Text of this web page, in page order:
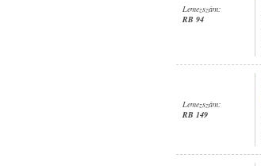
Lemezszám:
RB 94
Lemezszám:
RB 149